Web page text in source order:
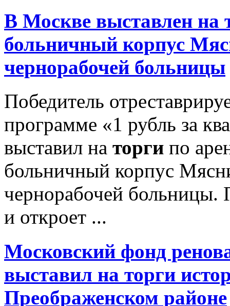
В Москве выставлен на
больничный корпус
чернорабочей больницы
Победитель
программе «1 рубль за
выставил на торги по
больничный корпус
чернорабочей больницы.
и откроет ...
Московский фонд
выставил на торги
Преображенском районе